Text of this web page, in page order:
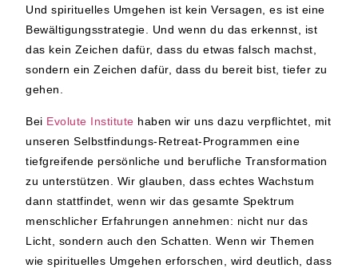
Und spirituelles Umgehen ist kein Versagen, es ist eine
Bewältigungsstrategie. Und wenn du das erkennst, ist
das kein Zeichen dafür, dass du etwas falsch machst,
sondern ein Zeichen dafür, dass du bereit bist, tiefer zu
gehen.
Bei Evolute Institute haben wir uns dazu verpflichtet, mit
unserenSelbstfindungs-Retreat-Programmen eine
tiefgreifende persönliche und berufliche Transformation
zu unterstützen. Wir glauben, dass echtes Wachstum
dann stattfindet, wenn wir das gesamte Spektrum
menschlicher Erfahrungen annehmen: nicht nur das
Licht, sondern auch den Schatten. Wenn wir Themen
wie spirituelles Umgehen erforschen, wird deutlich, dass